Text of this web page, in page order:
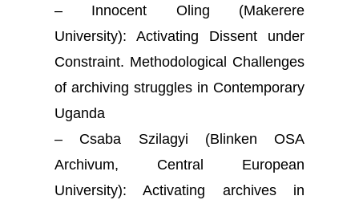
– Innocent Oling (Makerere
University): Activating Dissent under
Constraint. Methodological Challenges
of archiving struggles in Contemporary
Uganda
– Csaba Szilagyi (Blinken OSA
Archivum, Central European
University): Activating archives in